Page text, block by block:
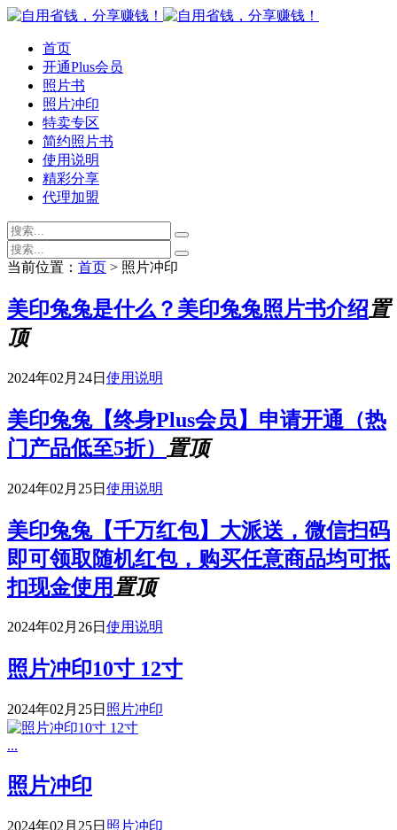
首页
开通Plus会员
照片书
照片冲印
特卖专区
简约照片书
使用说明
精彩分享
代理加盟
当前位置： 首页 > 照片冲印
美印兔兔是什么？美印兔兔照片书介绍置
顶
2024年02月24日 使用说明
美印兔兔【终身Plus会员】申请开通（热
门产品低至5折）
置顶
2024年02月25日 使用说明
美印兔兔【千万红包】大派送，微信扫码
即可领取随机红包，购买任意商品均可抵
扣现金使用 置顶
2024年02月26日 使用说明
照片冲印10寸 12寸
2024年02月25日 照片冲印
...
照片冲印
2024年02月25日 照片冲印